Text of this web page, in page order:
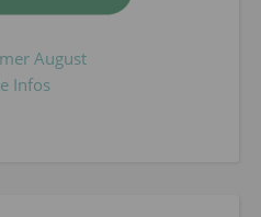
August
Infos